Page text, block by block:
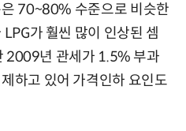
70~80% 수준으로 비슷한
가 훨씬 많이 인상된 셈
2009년 관세가 1.5% 부과
하고 있어 가격인하 요인도